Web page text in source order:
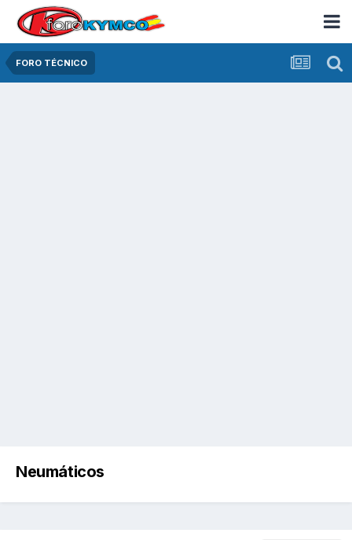
FORO TÉCNICO
Neumáticos